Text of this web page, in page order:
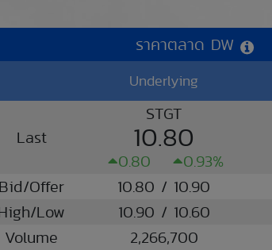
ราคาตลาด DW
Underlying
Last
STGT
10.80
0.80 0.93%
Bid/Offer
10.80 / 10.90
Low
10.90 / 10.60
Volume
2,266,700